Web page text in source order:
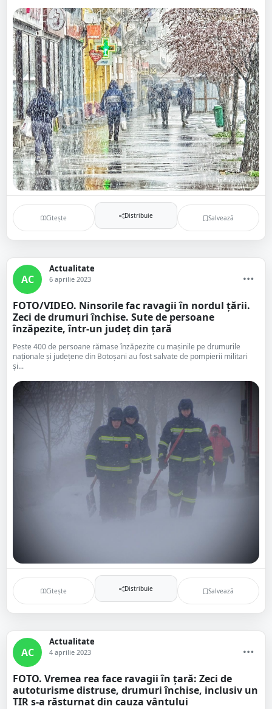
Citește Distribuie Salvează
AC
Actualitate
6 aprilie 2023
FOTO/VIDEO. Ninsorile fac ravagii în nordul țării.
Zeci de drumuri închise. Sute de persoane
înzăpezite, într-un județ din țară
Peste 400 de persoane rămase înzăpezite cu maşinile pe drumurile
naţionale şi judeţene din Botoşani au fost salvate de pompierii militari
şi...
Citește Distribuie Salvează
AC
Actualitate
4 aprilie 2023
FOTO. Vremea rea face ravagii în țară: Zeci de
autoturisme distruse, drumuri închise, inclusiv un
TIR s-a răsturnat din cauza vântului